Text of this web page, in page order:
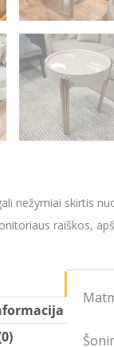
nežymiai skirtis
raiškos,